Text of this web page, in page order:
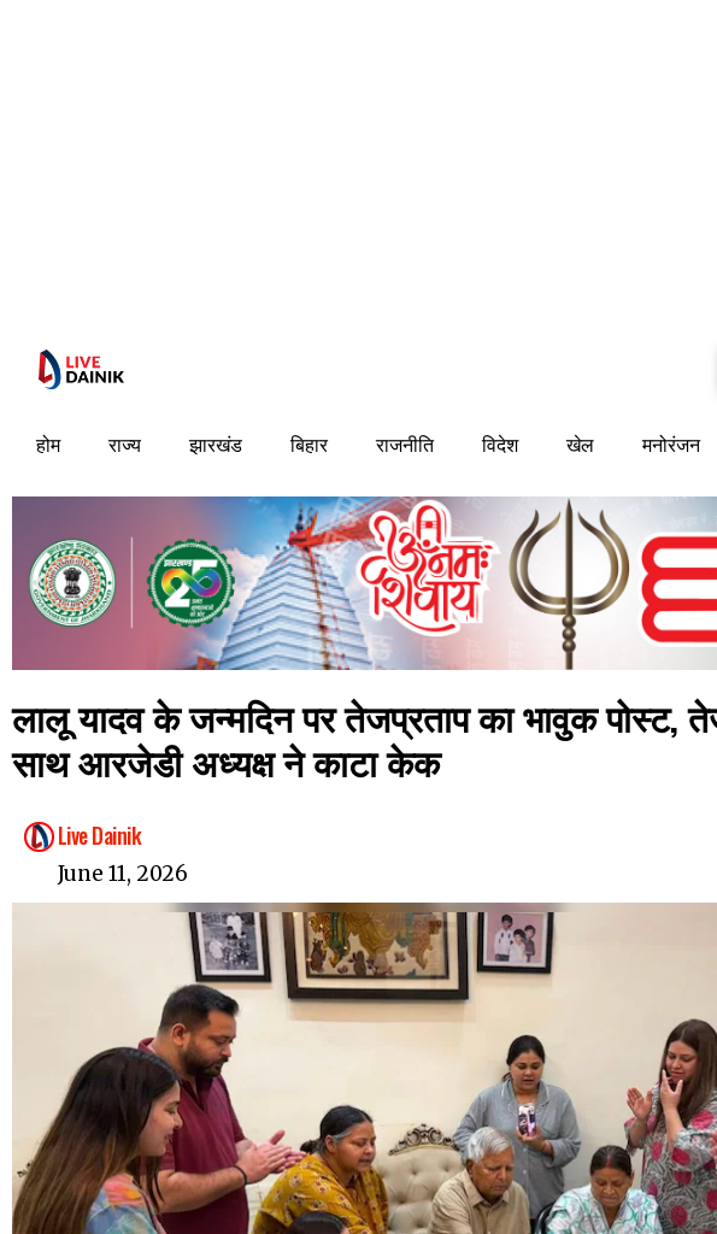
होम राज्य झारखंड बिहार राजनीति विदेश खेल मनोरंजन
लालू यादव के जन्मदिन पर तेजप्रताप का भावुक पोस्ट,
साथ आरजेडी अध्यक्ष ने काटा केक
Live Dainik
June 11, 2026